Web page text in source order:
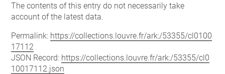
The contents of this entry do not necessarily take
account of the latest data.
Permalink: https://collections.louvre.fr/ark:/53355/cl0100
17112
JSON Record: https://collections.louvre.fr/ark:/53355/cl0
10017112.json